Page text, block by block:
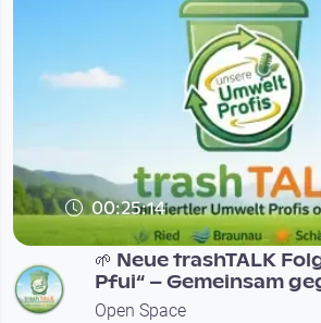
00:25:14
🌱 Neue trashTALK
Pfui“ – Gemeinsam
Open Space